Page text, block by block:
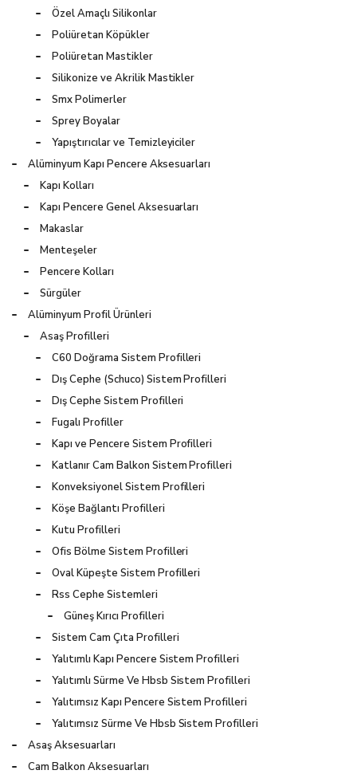
Özel Amaçlı Silikonlar
Poliüretan Köpükler
Poliüretan Mastikler
Silikonize ve Akrilik Mastikler
Smx Polimerler
Sprey Boyalar
Yapıştırıcılar ve Temizleyiciler
Alüminyum Kapı Pencere Aksesuarları
Kapı Kolları
Kapı Pencere Genel Aksesuarları
Makaslar
Menteşeler
Pencere Kolları
Sürgüler
Alüminyum Profil Ürünleri
Asaş Profilleri
C60 Doğrama Sistem Profilleri
Dış Cephe (Schuco) Sistem Profilleri
Dış Cephe Sistem Profilleri
Fugalı Profiller
Kapı ve Pencere Sistem Profilleri
Katlanır Cam Balkon Sistem Profilleri
Konveksiyonel Sistem Profilleri
Köşe Bağlantı Profilleri
Kutu Profilleri
Ofis Bölme Sistem Profilleri
Oval Küpeşte Sistem Profilleri
Rss Cephe Sistemleri
Güneş Kırıcı Profilleri
Sistem Cam Çıta Profilleri
Yalıtımlı Kapı Pencere Sistem Profilleri
Yalıtımlı Sürme Ve Hbsb Sistem Profilleri
Yalıtımsız Kapı Pencere Sistem Profilleri
Yalıtımsız Sürme Ve Hbsb Sistem Profilleri
Asaş Aksesuarları
Cam Balkon Aksesuarları